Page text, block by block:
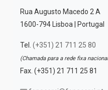
Rua Augusto Macedo 2 A
1600-794 Lisboa | Portugal
Tel. (+351) 21 711 25 80
(Chamada para a rede fixa
Fax. (+351) 21 711 25 81